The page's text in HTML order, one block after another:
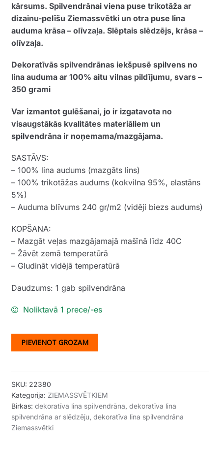
kārsums. Spilvendrānai viena puse trikotāža ar
dizainu-pelīšu Ziemassvētki un otra puse lina
auduma krāsa – olīvzaļa. Slēptais slēdzējs, krāsa –
olīvzaļa.
Dekoratīvās spilvendrānas iekšpusē spilvens no
lina auduma ar 100% aitu vilnas pildījumu, svars –
350 grami
Var izmantot gulēšanai, jo ir izgatavota no
visaugstākās kvalitātes materiāliem un
spilvendrāna ir noņemama/mazgājama.
SASTĀVS:
– 100% lina audums (mazgāts lins)
– 100% trikotāžas audums (kokvilna 95%, elastāns
5%)
– Auduma blīvums 240 gr/m2 (vidēji biezs audums)
KOPŠANA:
– Mazgāt veļas mazgājamajā mašīnā līdz 40C
– Žāvēt zemā temperatūrā
– Gludināt vidējā temperatūrā
Daudzums: 1 gab spilvendrāna
Noliktavā 1 prece/-es
PIEVIENOT GROZAM
SKU: 22380
Kategorija: ZIEMASSVĒTKIEM
Birkas: dekoratīva lina spilvendrāna, dekoratīva lina
spilvendrāna ar slēdzēju, dekoratīva lina spilvendrāna
Ziemassvētki